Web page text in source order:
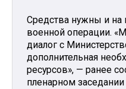
Средства нужны и на
военной операции.
диалог с
дополнительная
ресурсов», — ранее
пленарном